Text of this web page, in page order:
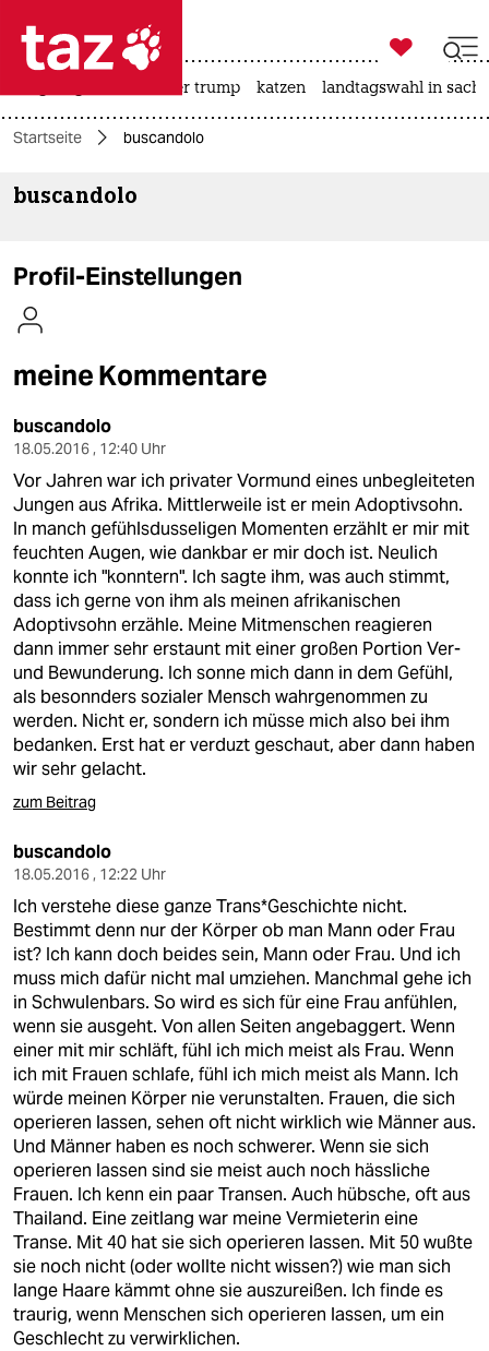
 taz zahl ich
taz zahl ich
themen
kultur
sport
berlin
nord
wahrheit
verlag
verlag
veranstaltungen
shop
fragen & hilfe
unterstützen
abo
genossenschaft
epaper login

taz zahl ich
usa unter trump katzen landtagswahl in
Startseite buscandolo
buscandolo
Profil-Einstellungen
meine Kommentare
buscandolo
18.05.2016 , 12:40 Uhr
Vor Jahren war ich privater Vormund eines unbegleiteten
Jungen aus Afrika. Mittlerweile ist er mein Adoptivsohn.
In manch gefühlsdusseligen Momenten erzählt er mir mit
feuchten Augen, wie dankbar er mir doch ist. Neulich
konnte ich "konntern". Ich sagte ihm, was auch stimmt,
dass ich gerne von ihm als meinen afrikanischen
Adoptivsohn erzähle. Meine Mitmenschen reagieren
dann immer sehr erstaunt mit einer großen Portion Ver-
und Bewunderung. Ich sonne mich dann in dem Gefühl,
als besonnders sozialer Mensch wahrgenommen zu
werden. Nicht er, sondern ich müsse mich also bei ihm
bedanken. Erst hat er verduzt geschaut, aber dann haben
wir sehr gelacht.
zum Beitrag
buscandolo
18.05.2016 , 12:22 Uhr
Ich verstehe diese ganze Trans*Geschichte nicht.
Bestimmt denn nur der Körper ob man Mann oder Frau
ist? Ich kann doch beides sein, Mann oder Frau. Und ich
muss mich dafür nicht mal umziehen. Manchmal gehe ich
in Schwulenbars. So wird es sich für eine Frau anfühlen,
wenn sie ausgeht. Von allen Seiten angebaggert. Wenn
einer mit mir schläft, fühl ich mich meist als Frau. Wenn
ich mit Frauen schlafe, fühl ich mich meist als Mann. Ich
würde meinen Körper nie verunstalten. Frauen, die sich
operieren lassen, sehen oft nicht wirklich wie Männer aus.
Und Männer haben es noch schwerer. Wenn sie sich
operieren lassen sind sie meist auch noch hässliche
Frauen. Ich kenn ein paar Transen. Auch hübsche, oft aus
Thailand. Eine zeitlang war meine Vermieterin eine
Transe. Mit 40 hat sie sich operieren lassen. Mit 50 wußte
sie noch nicht (oder wollte nicht wissen?) wie man sich
lange Haare kämmt ohne sie auszureißen. Ich finde es
traurig, wenn Menschen sich operieren lassen, um ein
Geschlecht zu verwirklichen.